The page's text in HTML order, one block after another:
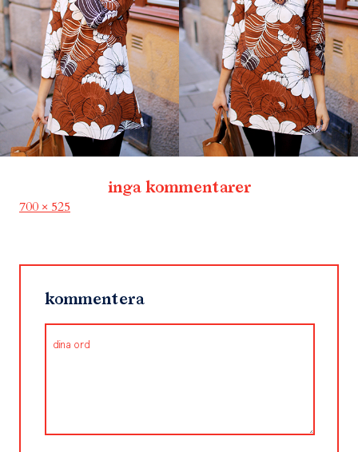
inga kommentarer
Full
700 × 525
kommentera